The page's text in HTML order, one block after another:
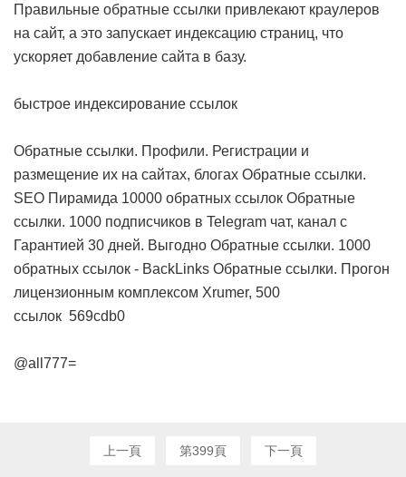
Правильные обратные ссылки привлекают краулеров
на сайт, а это запускает индексацию страниц, что
ускоряет добавление сайта в базу.
быстрое индексирование ссылок
Обратные ссылки. Профили. Регистрации и
размещение их на сайтах, блогах Обратные ссылки.
SEO Пирамида 10000 обратных ссылок Обратные
ссылки. 1000 подписчиков в Telegram чат, канал с
Гарантией 30 дней. Выгодно Обратные ссылки. 1000
обратных ссылок - BackLinks Обратные ссылки. Прогон
лицензионным комплексом Xrumer, 500
ссылок 569cdb0
@all777=
上一頁 第399頁 下一頁